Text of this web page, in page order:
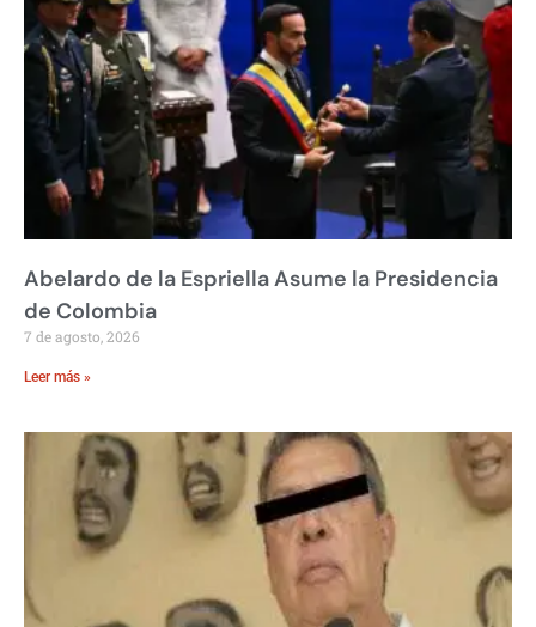
Abelardo de la Espriella Asume la Presidencia
de Colombia
7 de agosto, 2026
Leer más »